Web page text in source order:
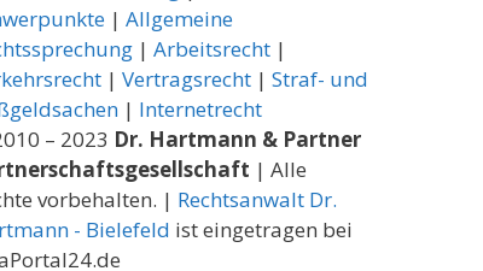
| Allgemeine
| Arbeitsrecht|
| Vertragsrecht| Straf- und
| Internetrecht
– 2023 Dr. Hartmann & Partner
| Alle
vorbehalten. | Rechtsanwalt Dr.
- Bielefeld ist eingetragen bei